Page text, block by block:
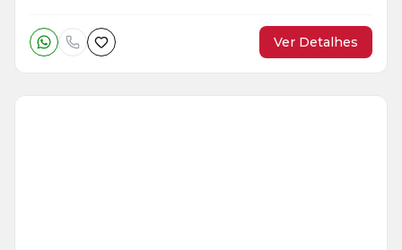
Ver Detalhes